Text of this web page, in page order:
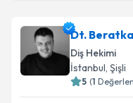
Dt.
Diş Hekimi
İstanbul, Şişli
5 (1